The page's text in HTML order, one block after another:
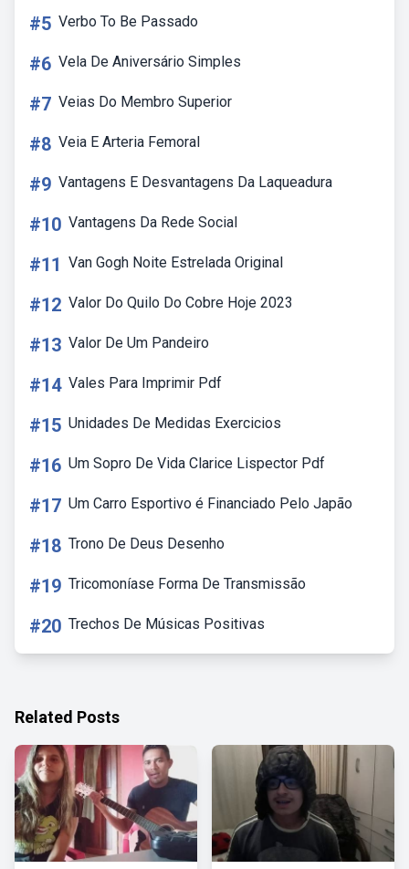
#5 Verbo To Be Passado
#6 Vela De Aniversário Simples
#7 Veias Do Membro Superior
#8 Veia E Arteria Femoral
#9 Vantagens E Desvantagens Da Laqueadura
#10 Vantagens Da Rede Social
#11 Van Gogh Noite Estrelada Original
#12 Valor Do Quilo Do Cobre Hoje 2023
#13 Valor De Um Pandeiro
#14 Vales Para Imprimir Pdf
#15 Unidades De Medidas Exercicios
#16 Um Sopro De Vida Clarice Lispector Pdf
#17 Um Carro Esportivo é Financiado Pelo Japão
#18 Trono De Deus Desenho
#19 Tricomoníase Forma De Transmissão
#20 Trechos De Músicas Positivas
Related Posts